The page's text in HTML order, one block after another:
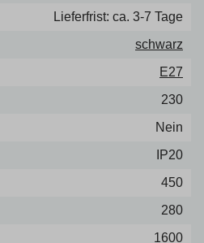
Lieferfrist: ca. 3-7 Tage
schwarz
E27
230
Nein
IP20
450
280
1600